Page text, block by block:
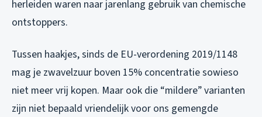
herleiden waren naar jarenlang gebruik van chemische
ontstoppers.
Tussen haakjes, sinds de EU-verordening 2019/1148
mag je zwavelzuur boven 15% concentratie sowieso
niet meer vrij kopen. Maar ook die “mildere” varianten
zijn niet bepaald vriendelijk voor ons gemengde